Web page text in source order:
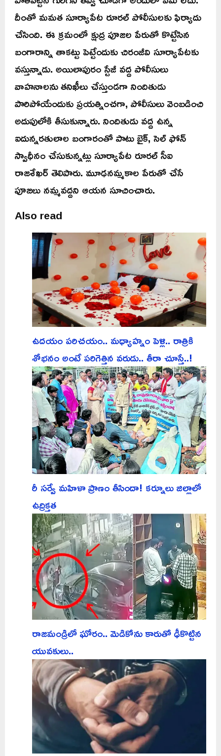
దీంతో మమత సూర్యాపేట రూరల్ పోలీసులకు ఫిర్యాదు
చేసింది. ఈ క్రమంలో క్షుద్ర పూజల పేరుతో కొట్టేసిన
బంగారాన్ని తాకట్టు పెట్టేందుకు చిరంజీవి సూర్యాపేటకు
వస్తున్నాడు. అయిలాపురం స్టేజీ వద్ద పోలీసులు
వాహనాలను తనిఖీలు చేస్తుండగా నిందితుడు
పారిపోయేందుకు ప్రయత్నించగా, పోలీసులు వెంబడించి
అదుపులోకి తీసుకున్నారు. నిందితుడు వద్ద ఉన్న
ఐదున్నరతులాల బంగారంతో పాటు బైక్, సెల్ ఫోన్
స్వాధీనం చేసుకున్నట్లు సూర్యాపేట రూరల్ సీఐ
రాజశేఖర్ తెలిపారు. మూఢనమ్మకాల పేరుతో చేసే
పూజలు నమ్మవద్దని ఆయన సూచించారు.
Also read
ఉదయం పరిచయం.. మధ్యాహ్నం పెళ్లి.. రాత్రికి
శోభనం అంటే పరిగెత్తిన వరుడు.. తీరా చూస్తే..!
రీ సర్వే మహిళా ప్రాణం తీసిందా! కర్నూలు జిల్లాలో
ఉద్రిక్తత
రాజమండ్రిలో ఘోరం.. మెడికోను కారుతో ఢీకొట్టిన
యువకులు..